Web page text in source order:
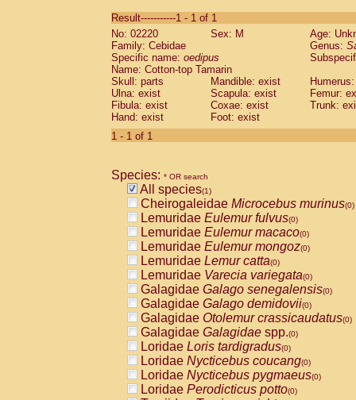
CebidaeSaguinus labiatus(0)
Cebidae Saguinus leucopus (0)
Cebidae
CebidaeSaguinus mystax
Cebidae Saguinus nigricollis (0)
Cebidae Saguinus oedipus
Cebidae Saguinus weddelli
Cebidae Saguinusspp.
Cebidae
CebidaeCebus capucinus
CebidaeCebus nigrivittatus
CebidaeCebus spp.(0)
CebidaeSaimiri boliviensis(0)
CebidaeSaimiri sciureus(0)
AtelidaeAlouatta caraya(0)
AtelidaeAlouatta fusca(0)
AtelidaeAlouatta seniculus(0)
AtelidaeAlouattaspp.(0)
AtelidaeAteles belzebuth(0)
AtelidaeAteles geoffroyi(0)
AtelidaeAteles paniscus(0)
AtelidaeAtelesspp.(0)
AtelidaeLagothrix lagothricha(0)
AtelidaeLagothrix lagothricha cana
PitheciidaeCacajao calvus
Result-----------1 - 1 of 1
No: 02220
Sex: M
Age:
Family: Cebidae
Genus:
Specific name: oedipus
Name: Cotton-top Tamarin
Skull: parts
Mandible: exist
Ulna: exist
Scapula: exist
Femur:
Fibula: exist
Coxae: exist
Trunk:
Hand: exist
Foot: exist
1 - 1 of 1
Species: * OR search
All species(1)
Cheirogaleidae Microcebus murinus(0)
Lemuridae Eulemur fulvus(0)
Lemuridae Eulemur macaco(0)
Lemuridae Eulemur mongoz(0)
Lemuridae Lemur catta(0)
Lemuridae Varecia variegata(0)
Galagidae Galago senegalensis(0)
Galagidae Galago demidovii(0)
Galagidae Otolemur crassicaudatus(0)
Galagidae Galagidae spp.(0)
Loridae Loris tardigradus(0)
Loridae Nycticebus coucang(0)
Loridae Nycticebus pygmaeus(0)
Loridae Perodicticus potto(0)